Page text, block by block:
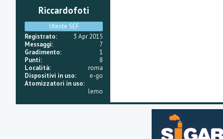
Riccardofoti
Utente SEF
Registrato
3 Apr 2015
Messaggi
7
Gradimento
1
Punti
8
Località
roma
Dispositivi in uso
e-go
Atomizzatori in uso
lemo